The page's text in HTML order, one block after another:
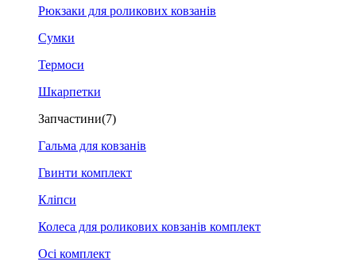
Рюкзаки для роликових ковзанів
Сумки
Термоси
Шкарпетки
Запчастини(7)
Гальма для ковзанів
Гвинти комплект
Кліпси
Колеса для роликових ковзанів комплект
Осі комплект